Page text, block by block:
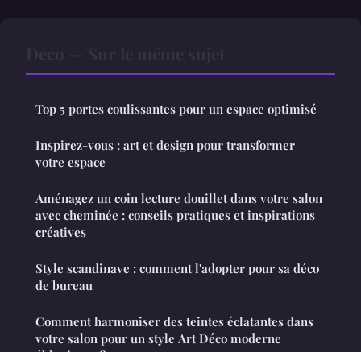
Top 5 portes coulissantes pour un espace optimisé
Inspirez-vous : art et design pour transformer
votre espace
Aménagez un coin lecture douillet dans votre salon
avec cheminée : conseils pratiques et inspirations
créatives
Style scandinave : comment l'adopter pour sa déco
de bureau
Comment harmoniser des teintes éclatantes dans
votre salon pour un style Art Déco moderne